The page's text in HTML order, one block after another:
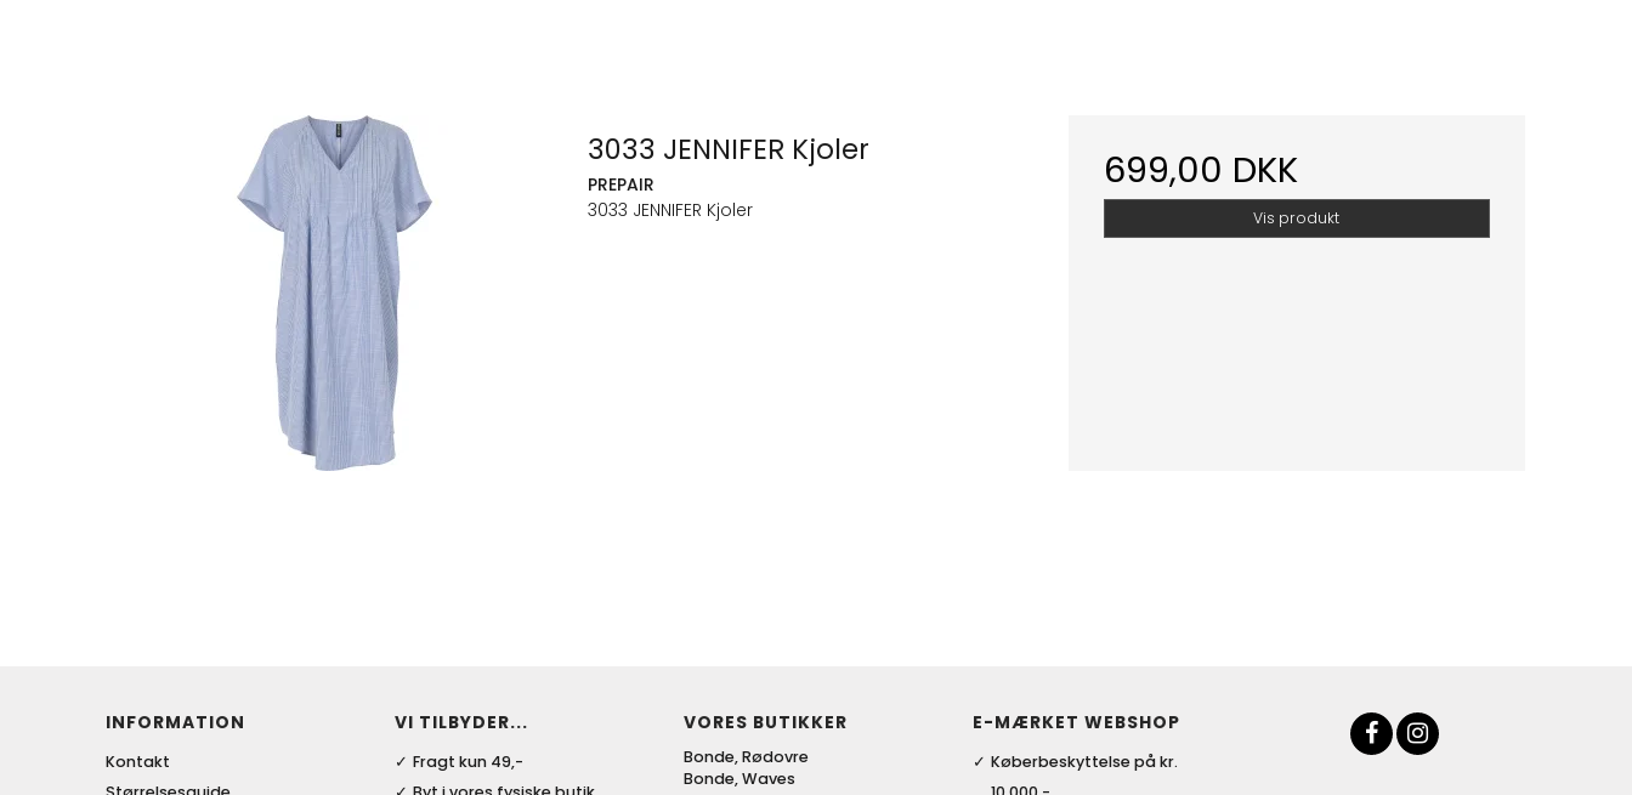
3033 JENNIFER Kjoler
PREPAIR
3033 JENNIFER Kjoler
699,00 DKK
Vis produkt
INFORMATION
Kontakt
VI TILBYDER...
Fragt kun 49,-
VORES BUTIKKER
Bonde, Rødovre
Bonde, Waves
E-MÆRKET WEBSHOP
Køberbeskyttelse på kr.